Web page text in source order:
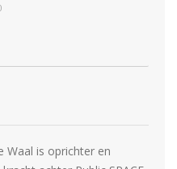
Waal is oprichter en